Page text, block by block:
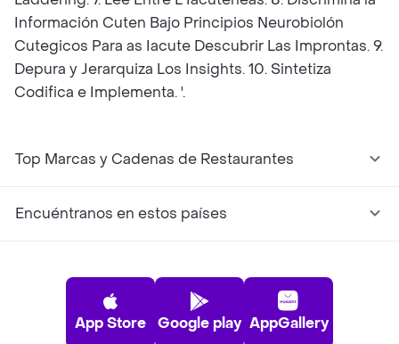
Información Cuten Bajo Principios Neurobiolón
Cutegicos Para as Iacute Descubrir Las Improntas. 9.
Depura y Jerarquiza Los Insights. 10. Sintetiza
Codifica e Implementa. '.
Top Marcas y Cadenas de Restaurantes
Encuéntranos en estos países
App Store Google play AppGallery